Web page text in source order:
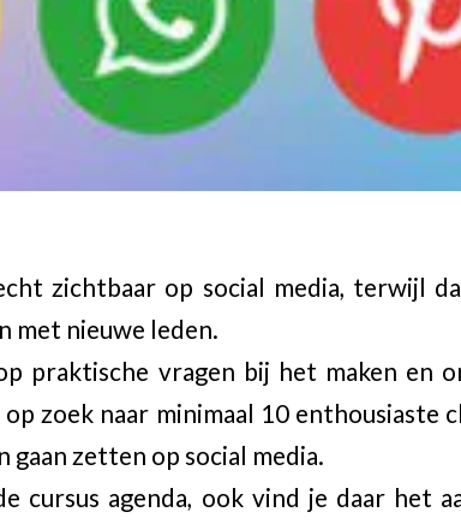
zichtbaar op social media, terwijl
met nieuwe leden.
praktische vragen bij het maken en
zoek naar minimaal 10 enthousiaste
gaan zetten op social media.
cursus agenda, ook vind je daar het